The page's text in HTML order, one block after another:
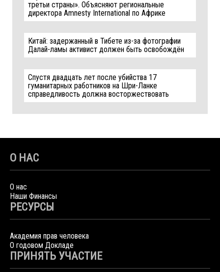
третьи страны». Объясняют региональные
директора Amnesty International по Африке
Китай: задержанный в Тибете из-за фотографии
Далай-ламы активист должен быть освобождён
Спустя двадцать лет после убийства 17
гуманитарных работников на Шри-Ланке
справедливость должна восторжествовать
О НАС
О нас
Наши Финансы
РЕСУРСЫ
Академия прав человека
О годовом Докладе
ПРИНЯТЬ УЧАСТИЕ